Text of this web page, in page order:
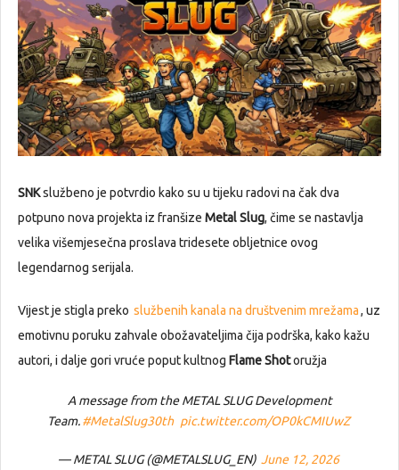
SNKslužbeno je potvrdio kako su u tijeku radovi na čak dva
potpuno nova projekta iz franšize Metal Slug, čime se nastavlja
velika višemjesečna proslava tridesete obljetnice ovog
legendarnog serijala.
Vijest je stigla preko službenih kanala na društvenim mrežama, uz
emotivnu poruku zahvale obožavateljima čija podrška, kako kažu
autori, i dalje gori vruće poput kultnog Flame Shotoružja
A message from the METAL SLUG Development
Team.#MetalSlug30th pic.twitter.com/OP0kCMIUwZ
— METAL SLUG (@METALSLUG_EN) June 12, 2026